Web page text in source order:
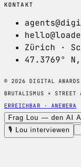
KONTAKT
Zürich ·
47.3769°
© 2026 DIGITAL AWARDS
BRUTALISMUS ×
ERREICHBAR · ANEWERA
Frag Lou — den AI
🎙 Lou interviewen